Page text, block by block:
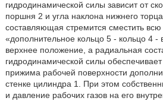
гидродинамической силы зависит от
поршня 2 и угла наклона нижнего
составляющая стремится сместить всю
«дополнительное кольцо 5 - кольцо 4 -
верхнее положение, а радиальная
гидродинамической силы
прижима рабочей поверхности
стенке цилиндра 1. При этом
и давление рабочих газов на его